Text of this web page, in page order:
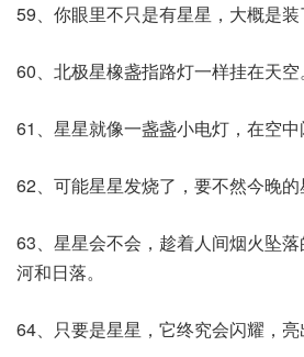
59、你眼里不只是有星星，大概是装
60、北极星橡盏指路灯一样挂在天空。
61、星星就像一盏盏小电灯，在空中
62、可能星星发烧了，要不然今晚的
63、星星会不会，趁着人间烟火坠
河和日落。
64、只要是星星，它终究会闪耀，亮